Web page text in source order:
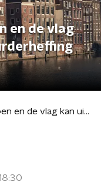
en de vlag
'Champagne kan open en de vlag kan uit' als de verhuurderheffing wordt verlaagd